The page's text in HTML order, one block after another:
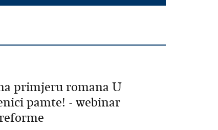
primjeru romana U
pamte! - webinar